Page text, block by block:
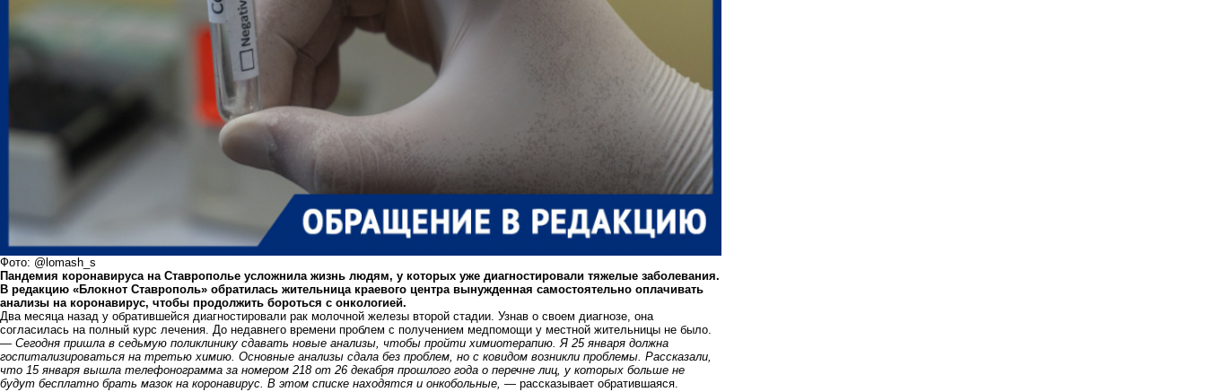
Фото: @lomash_s
Пандемия коронавируса на Ставрополье усложнила жизнь людям, у которых уже диагностировали тяжелые заболевания.
В редакцию «Блокнот Ставрополь» обратилась жительница краевого центра вынужденная самостоятельно оплачивать
анализы на коронавирус, чтобы продолжить бороться с онкологией.
Два месяца назад у обратившейся диагностировали рак молочной железы второй стадии. Узнав о своем диагнозе, она
согласилась на полный курс лечения. До недавнего времени проблем с получением медпомощи у местной жительницы не было.
— Сегодня пришла в седьмую поликлинику сдавать новые анализы, чтобы пройти химиотерапию. Я 25 января должна
госпитализироваться на третью химию. Основные анализы сдала без проблем, но с ковидом возникли проблемы. Рассказали,
что 15 января вышла телефонограмма за номером 218 от 26 декабря прошлого года о перечне лиц, у которых больше не
будут бесплатно брать мазок на коронавирус. В этом списке находятся и онкобольные, — рассказывает обратившаяся.